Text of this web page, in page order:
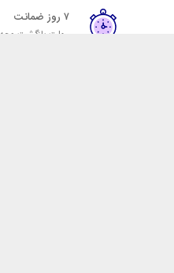
۷ روز ضمانت
مهلت بازگشت وجه